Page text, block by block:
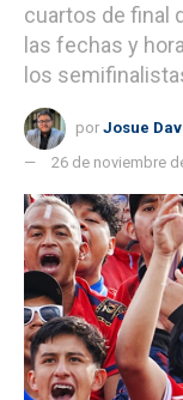
cuartos de final
las fechas y
los
por Josue
26 de noviembre